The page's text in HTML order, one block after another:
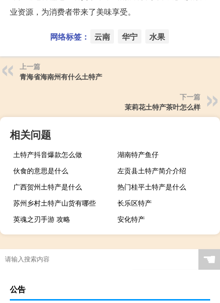
业资源，为消费者带来了美味享受。
网络标签： 云南 华宁 水果
上一篇
青海省海南州有什么土特产
下一篇
茉莉花土特产茶叶怎么样
相关问题
土特产抖音爆款怎么做
湖南特产鱼仔
伙食的意思是什么
左贡县土特产简介介绍
广西贺州土特产是什么
热门桂平土特产是什么
苏州乡村土特产山货有哪些
长乐区特产
英魂之刃手游 攻略
安化特产
☚
公告